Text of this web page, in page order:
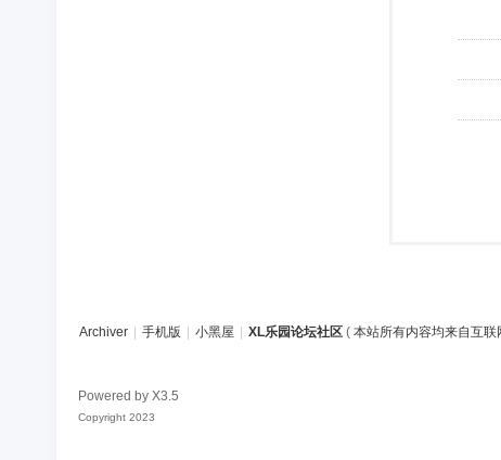
Archiver 手机版 小黑屋 XL乐园论坛社区 ( 本站所有内容均来自互
Powered by X3.5
Copyright 2023